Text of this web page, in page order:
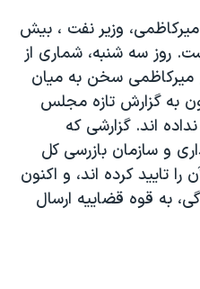
میرکاظمی، وزیر نفت ، بیش
روز سه شنبه، شماری از
میرکاظمی سخن به میان
به گزارش تازه مجلس
اند. گزارشی که
و سازمان بازرسی کل
تایید کرده اند، و اکنون
به قوه قضاییه ارسال